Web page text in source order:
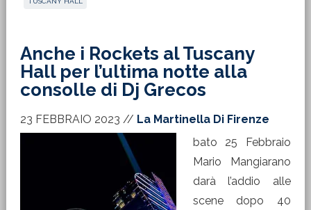
Anche i Rockets al Tuscany
Hall per l’ultima notte alla
consolle di Dj Grecos
23 FEBBRAIO 2023 // La Martinella Di Firenze
bato 25 Febbraio
Mario Mangiarano
darà l’addio alle
scene dopo 40